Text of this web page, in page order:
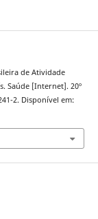
de Atividade
Saúde [Internet]. 20º
2. Disponível em: